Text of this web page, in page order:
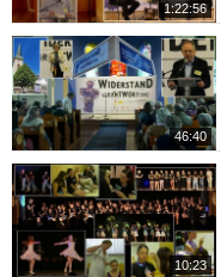
1:22:56
46:40
10:23